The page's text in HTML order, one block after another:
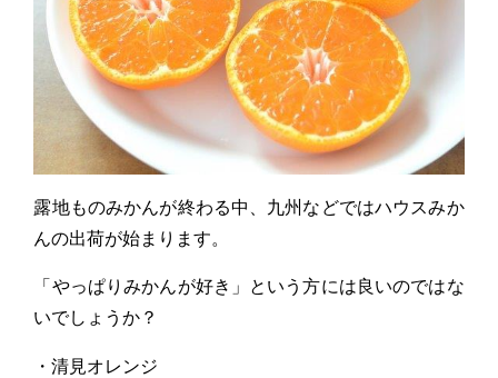
露地ものみかんが終わる中、九州などではハウスみか
んの出荷が始まります。
「やっぱりみかんが好き」という方には良いのではな
いでしょうか？
・清見オレンジ